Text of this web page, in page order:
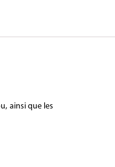
ainsi que les